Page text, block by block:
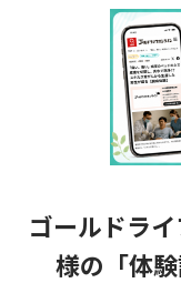
ゴールドラ
様の 「体